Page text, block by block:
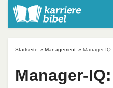
Startseite » Management » Manager-
Manager-